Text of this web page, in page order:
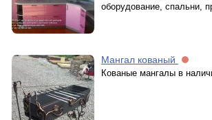
оборудование, спальни,
Мангал кованый
Кованые мангалы в